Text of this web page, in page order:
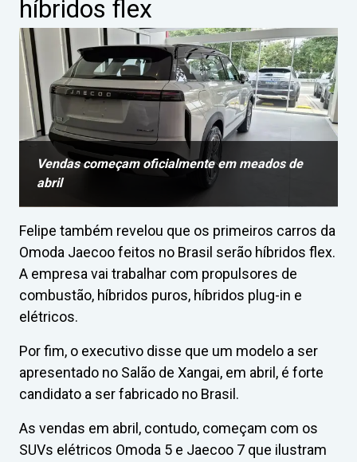
híbridos flex
Vendas começam oficialmente em meados de
abril
Felipe também revelou que os primeiros carros da
Omoda Jaecoo feitos no Brasil serão híbridos flex.
A empresa vai trabalhar com propulsores de
combustão, híbridos puros, híbridos plug-in e
elétricos.
Por fim, o executivo disse que um modelo a ser
apresentado no Salão de Xangai, em abril, é forte
candidato a ser fabricado no Brasil.
As vendas em abril, contudo, começam com os
SUVs elétricos Omoda 5 e Jaecoo 7 que ilustram